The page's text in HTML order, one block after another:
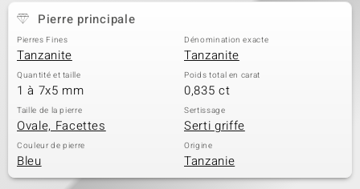
Pierre principale
Pierres Fines
Tanzanite
Dénomination exacte
Tanzanite
Quantité et taille
1 à 7x5 mm
Poids total en carat
0,835 ct
Taille de la pierre
Ovale, Facettes
Sertissage
Serti griffe
Couleur de pierre
Bleu
Origine
Tanzanie